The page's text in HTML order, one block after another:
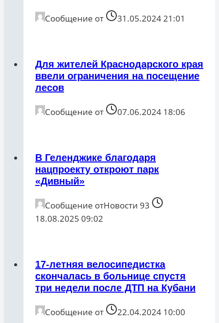
Сообщение от 31.05.2024 21:01
Для жителей Краснодарского края
ввели ограничения на посещение
лесов
Сообщение от 07.06.2024 18:06
В Геленджике благодаря
нацпроекту откроют парк
«Дивный»
Сообщение отНовости 93
18.08.2025 09:02
17-летняя велосипедистка
скончалась в больнице спустя
три недели после ДТП на Кубани
Сообщение от 22.04.2024 10:00